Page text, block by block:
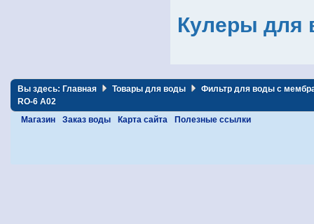
Кулеры для
Вы здесь: Главная Товары для воды
Фильтр для воды с
RO-6 A02
Магазин
Заказ воды Карта сайта Полезные ссылки